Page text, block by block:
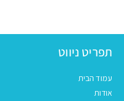
תפריט ניווט
עמוד הבית
אודות